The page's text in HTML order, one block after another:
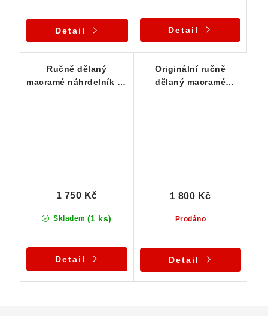
Detail Detail
Ručně dělaný
macramé náhrdelník se
Skladem (1 ks)
1 750 Kč
Detail
Originální ručně
dělaný macramé
Prodáno
1 800 Kč
Detail